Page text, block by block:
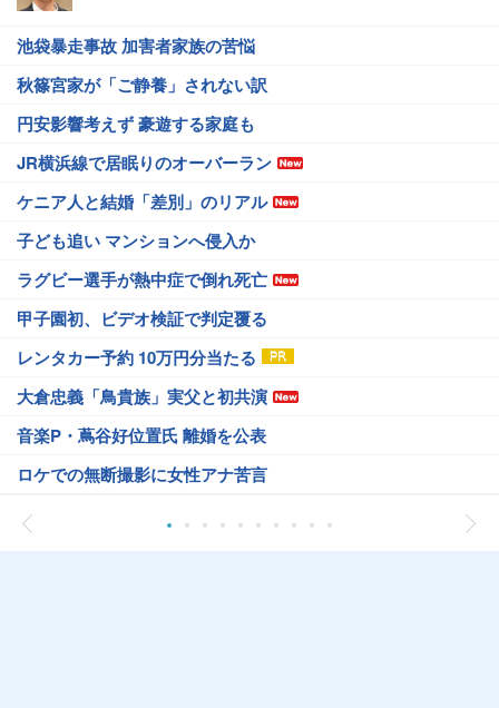
池袋暴走事故 加害者家族の苦悩
秋篠宮家が「ご静養」されない訳
円安影響考えず 豪遊する家庭も
JR横浜線で居眠りのオーバーラン
ケニア人と結婚「差別」のリアル
子ども追い マンションへ侵入か
ラグビー選手が熱中症で倒れ死亡
甲子園初、ビデオ検証で判定覆る
レンタカー予約 10万円分当たる
大倉忠義「鳥貴族」実父と初共演
音楽P・蔦谷好位置氏 離婚を公表
ロケでの無断撮影に女性アナ苦言